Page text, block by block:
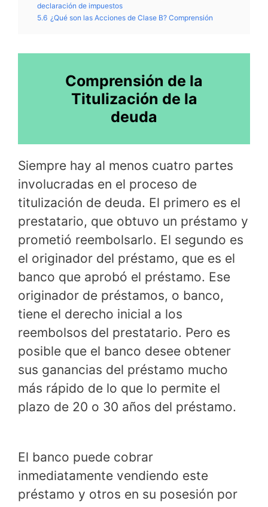
declaración de impuestos
5.6 ¿Qué son las Acciones de Clase B? Comprensión
Comprensión de la
Titulización de la
deuda
Siempre hay al menos cuatro partes
involucradas en el proceso de
titulización de deuda. El primero es el
prestatario, que obtuvo un préstamo y
prometió reembolsarlo. El segundo es
el originador del préstamo, que es el
banco que aprobó el préstamo. Ese
originador de préstamos, o banco,
tiene el derecho inicial a los
reembolsos del prestatario. Pero es
posible que el banco desee obtener
sus ganancias del préstamo mucho
más rápido de lo que lo permite el
plazo de 20 o 30 años del préstamo.
El banco puede cobrar
inmediatamente vendiendo este
préstamo y otros en su posesión por